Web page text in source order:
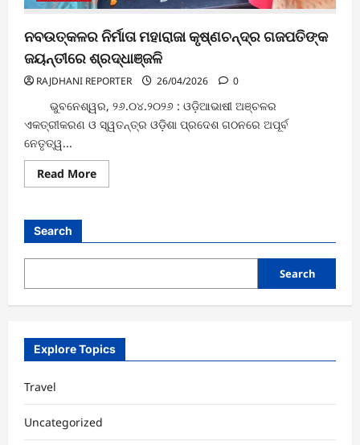
ନବଉତ୍କଳର ନିର୍ମାତା ମହାରାଜା କୃଷ୍ଣଚନ୍ଦ୍ର ଗଜପତିଙ୍କ
ଜୟନ୍ତୀରେ ଶ୍ରଦ୍ଧାଞ୍ଜଳି
RAJDHANI REPORTER 26/04/2026 0
ଭୁବନେଶ୍ୱର, ୨୬.୦୪.୨୦୨୬ : ଓଡ଼ିଆଭାଷୀ ଅଞ୍ଚଳର
ଏକତ୍ରୀକରଣ ଓ ସ୍ୱତନ୍ତ୍ର ଓଡ଼ିଶା ପ୍ରଦେଶ ଗଠନରେ ଅପୂର୍ବ
ନେତୃତ୍ୱ...
Read MoreRead
more
କୃଷ୍ଣଚନ୍ଦ୍ର
ଜୟନ୍ତୀରେ
Search
Search
Explore Topics
Travel
Uncategorized